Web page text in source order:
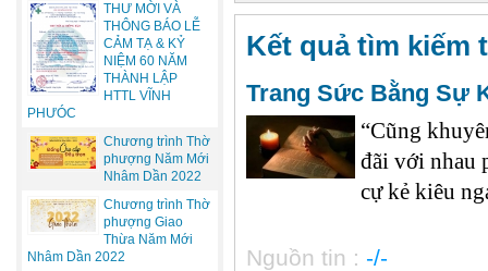
THƯ MỜI VÀ
THÔNG BÁO LỄ
CẢM TẠ & KỶ
NIỆM 60 NĂM
THÀNH LẬP
HTTL VĨNH
PHƯÓC
Chương trình Thờ
phượng Năm Mới
Nhâm Dần 2022
Chương trình Thờ
phượng Giao
Thừa Năm Mới
Nhâm Dần 2022
Kết quả tìm kiếm
Trang Sức Bằng Sự
“Cũng
đãi với nhau
cự kẻ kiêu
Nguồn tin : -/-